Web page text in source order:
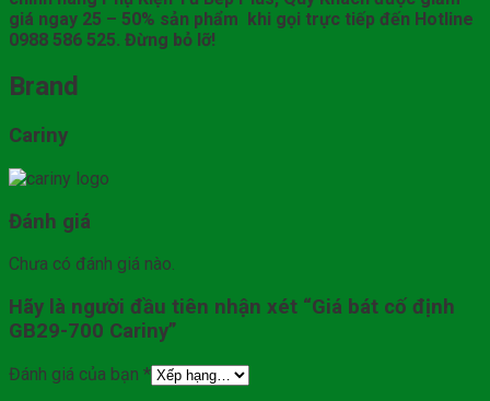
giá ngay 25 – 50% sản phẩm khi gọi trực tiếp đến Hotline
0988 586 525. Đừng bỏ lỡ!
Brand
Cariny
Đánh giá
Chưa có đánh giá nào.
Hãy là người đầu tiên nhận xét “Giá bát cố định
GB29-700 Cariny”
Đánh giá của bạn *